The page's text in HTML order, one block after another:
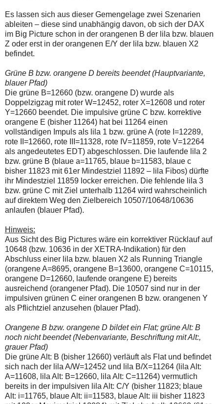
ich
um
Kontaktaufnahme
per
Mail
robbys-
elliottwellen@online.de.
zur
Lösung
des
Problems
sind
die
Post
auch
auf
der
Plattform
wallstreet-
online.de
verfügbar.
Es lassen sich aus dieser Gemengelage zwei Szenarien
ableiten – diese sind unabhängig davon, ob sich der DAX
im Big Picture schon in der orangenen B der lila bzw. blauen
Z oder erst in der orangenen E/Y der lila bzw. blauen X2
befindet.
Grüne B bzw. orangene D bereits beendet (Hauptvariante,
blauer Pfad)
Die grüne B=12660 (bzw. orangene D) wurde als
Doppelzigzag mit roter W=12452, roter X=12608 und roter
Y=12660 beendet. Die impulsive grüne C bzw. korrektive
orangene E (bisher 11264) hat bei 11264 einen
vollständigen Impuls als lila 1 bzw. grüne A (rote I=12289,
rote II=12660, rote III=11328, rote IV=11859, rote V=12264
als angedeutetes EDT) abgeschlossen. Die laufende lila 2
bzw. grüne B (blaue a=11765, blaue b=11583, blaue c
bisher 11823 mit 61er Mindestziel 11892 – lila Fibos) dürfte
ihr Mindestziel 11859 locker erreichen. Die fehlende lila 3
bzw. grüne C mit Ziel unterhalb 11264 wird wahrscheinlich
auf direktem Weg den Zielbereich 10507/10648/10636
anlaufen (blauer Pfad).
Hinweis:
Aus Sicht des Big Pictures wäre ein korrektiver Rücklauf auf
10648 (bzw. 10636 in der XETRA-Indikation) für den
Abschluss einer lila bzw. blauen X2 als Running Triangle
(orangene A=8695, orangene B=13600, orangene C=10115,
orangene D=12660, laufende orangene E) bereits
ausreichend (orangener Pfad). Die 10507 sind nur in der
impulsiven grünen C einer orangenen B bzw. orangenen Y
als Pflichtziel anzusehen (blauer Pfad).
Orangene B bzw. orangene D bildet ein Flat; grüne Alt: B
noch nicht beendet (Nebenvariante, Beschriftung mit Alt:,
grauer Pfad)
Die grüne Alt: B (bisher 12660) verläuft als Flat und befindet
sich nach der lila A/W=12452 und lila B/X=11264 (lila Alt:
A=11608, lila Alt: B=12660, lila Alt: C=11264) vermutlich
bereits in der impulsiven lila Alt: C/Y (bisher 11823; blaue
Alt: i=11765, blaue Alt: ii=11583, blaue Alt: iii bisher 11823